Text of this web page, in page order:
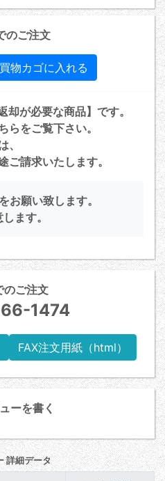
のご注文
が必要な商品】です。
らをご覧下さい。
、
請求いたします。
お願い致します。
ます。
のご注文
1474
FAX注文用紙（html）
ーを書く
詳細データ